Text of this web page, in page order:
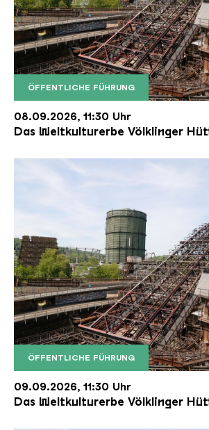
ÖFFENTLICHE FÜHRUNG
Der Erzschrägaufzug der
Copyright: Weltkulturerbe
08.09.2026, 11:30 Uhr
Das Weltkulturerbe Völklinger
ÖFFENTLICHE FÜHRUNG
Der Erzschrägaufzug der
Copyright: Weltkulturerbe
09.09.2026, 11:30 Uhr
Das Weltkulturerbe Völklinger